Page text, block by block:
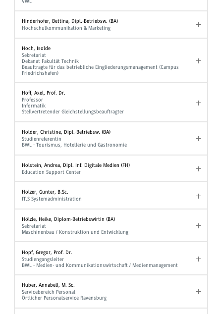
Hinderhofer, Bettina, Dipl.-Betriebsw. (BA)
Hochschulkommunikation & Marketing
Hoch, Isolde
Sekretariat
Dekanat Fakultät Technik
Beauftragte für das betriebliche Eingliederungsmanagement (Campus
Friedrichshafen)
Hoff, Axel, Prof. Dr.
Professor
Informatik
Stellvertretender Gleichstellungsbeauftragter
Holder, Christine, Dipl.-Betriebsw. (BA)
Studienreferentin
BWL - Tourismus, Hotellerie und Gastronomie
Holstein, Andrea, Dipl. Inf. Digitale Medien (FH)
Education Support Center
Holzer, Gunter, B.Sc.
IT.S Systemadministration
Hölzle, Heike, Diplom-Betriebswirtin (BA)
Sekretariat
Maschinenbau / Konstruktion und Entwicklung
Hopf, Gregor, Prof. Dr.
Studiengangsleiter
BWL - Medien- und Kommunikationswirtschaft / Medienmanagement
Huber, Annabell, M. Sc.
Servicebereich Personal
Örtlicher Personalservice Ravensburg